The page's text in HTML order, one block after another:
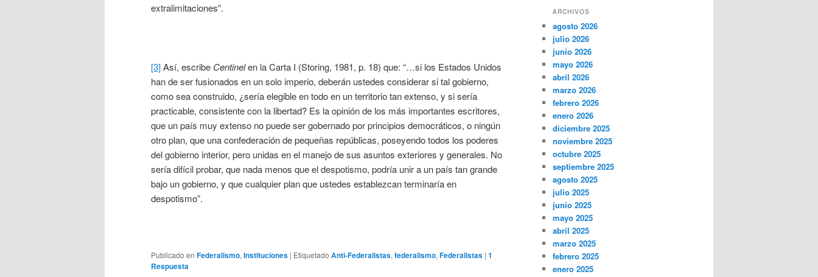
extralimitaciones”.
[3]Así, escribe Centinelen la Carta I (Storing, 1981, p. 18) que: “…si los Estados Unidos
han de ser fusionados en un solo imperio, deberán ustedes considerar si tal gobierno,
como sea construido, ¿sería elegible en todo en un territorio tan extenso, y si sería
practicable, consistente con la libertad? Es la opinión de los más importantes escritores,
que un país muy extenso no puede ser gobernado por principios democráticos, o ningún
otro plan, que una confederación de pequeñas repúblicas, poseyendo todos los poderes
del gobierno interior, pero unidas en el manejo de sus asuntos exteriores y generales. No
sería difícil probar, que nada menos que el despotismo, podría unir a un país tan grande
bajo un gobierno, y que cualquier plan que ustedes establezcan terminaría en
despotismo”.
Publicado en Federalismo,Instituciones | Etiquetado Anti-Federalistas,federalismo,Federalistas | 1
Respuesta
ARCHIVOS
agosto 2026
julio 2026
junio 2026
mayo 2026
abril 2026
marzo 2026
febrero 2026
enero 2026
diciembre 2025
noviembre 2025
octubre 2025
septiembre 2025
agosto 2025
julio 2025
junio 2025
mayo 2025
abril 2025
marzo 2025
febrero 2025
enero 2025